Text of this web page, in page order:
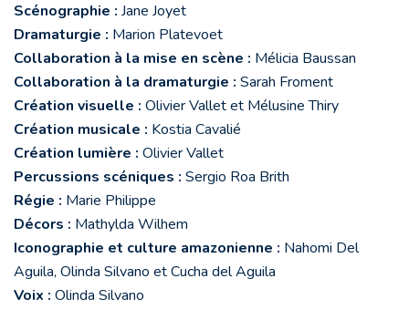
Scénographie : Jane Joyet
Dramaturgie : Marion Platevoet
Collaboration à la mise en scène : Mélicia Baussan
Collaboration à la dramaturgie : Sarah Froment
Création visuelle : Olivier Vallet et Mélusine Thiry
Création musicale : Kostia Cavalié
Création lumière : Olivier Vallet
Percussions scéniques : Sergio Roa Brith
Régie : Marie Philippe
Décors : Mathylda Wilhem
Iconographie et culture amazonienne : Nahomi Del
Aguila, Olinda Silvano et Cucha del Aguila
Voix : Olinda Silvano